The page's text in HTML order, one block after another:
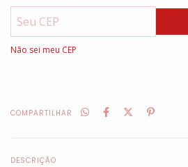
Não sei meu CEP
COMPARTILHAR
DESCRIÇÃO